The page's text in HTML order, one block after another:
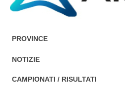
PROVINCE
EDIZIONE:
AREZZO
NOTIZIE
NOTIZIE:
CAMPIONATI / RISULTATI